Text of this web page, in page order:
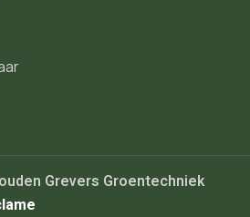
Grevers Groentechniek